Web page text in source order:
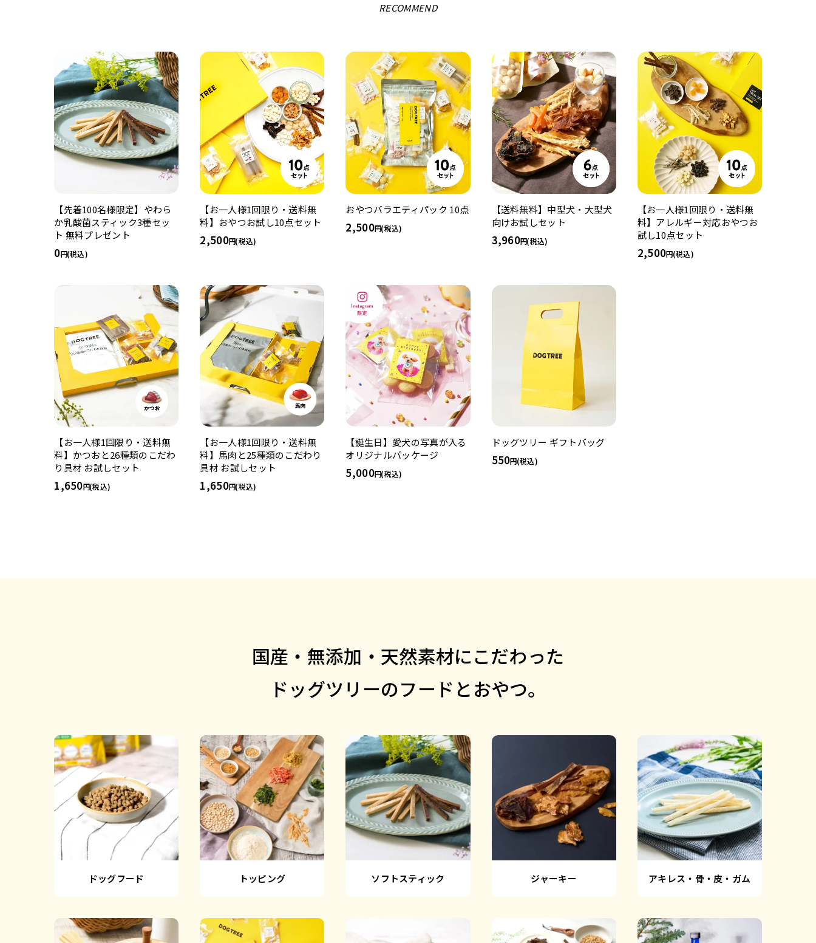
RECOMMEND
【先着100名様限定】やわら
か乳酸菌スティック3種セッ
ト 無料プレゼント
0 (税込)
【お一人様1回限り・送料無
料】おやつお試し10点セット
2,500 (税込)
おやつバラエティパック 10点
2,500 (税込)
【送料無料】中型犬・大型犬
向けお試しセット
3,960 (税込)
【お一人様1回限り・送料無
料】アレルギー対応おやつお
試し10点セット
2,500 (税込)
【お一人様1回限り・送料無
料】かつおと26種類のこだわ
り具材 お試しセット
1,650 (税込)
【お一人様1回限り・送料無
料】馬肉と25種類のこだわり
具材 お試しセット
1,650 (税込)
【誕生日】愛犬の写真が入る
オリジナルパッケージ
5,000 (税込)
ドッグツリー ギフトバッグ
550 (税込)
国産・無添加・天然素材にこだわった
ドッグツリーのフードとおやつ。
ドッグフード トッピング ソフトスティック ジャーキー アキレス・骨・皮・ガム